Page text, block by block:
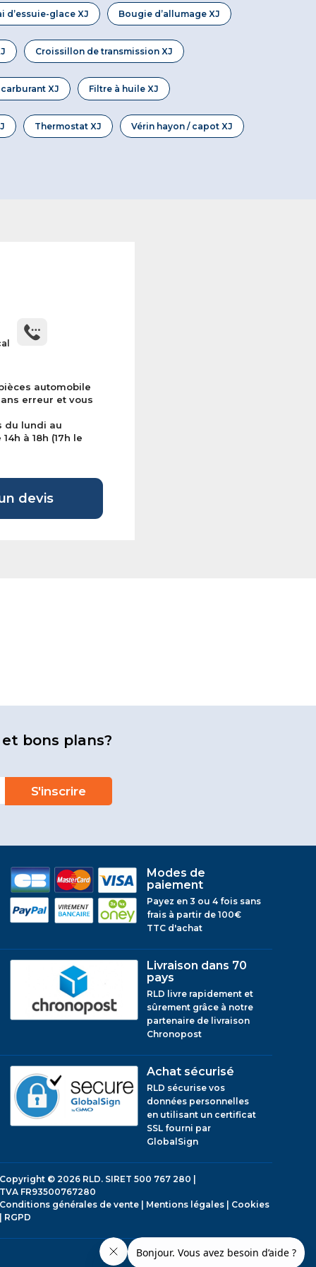
d’essuie-glace XJ Bougie d’allumage XJ
Croissillon de transmission XJ
XJ Filtre à huile XJ
Thermostat XJ Vérin hayon / capot XJ
automobile
erreur et vous
du lundi au
à 18h (17h le
devis
bons plans?
Modes de
paiement
Payez en 3 ou 4 fois sans
frais à partir de 100€
TTC d'achat
Livraison dans 70
pays
RLD livre rapidement et
sûrement grâce à notre
partenaire de livraison
Chronopost
Achat sécurisé
RLD sécurise vos
données personnelles
en utilisant un certificat
SSL fourni par
GlobalSign
Copyright © 2026 RLD. SIRET 500 767 280 |
TVA FR93500767280
Conditions générales de vente
Mentions légales
Cookies
RGPD